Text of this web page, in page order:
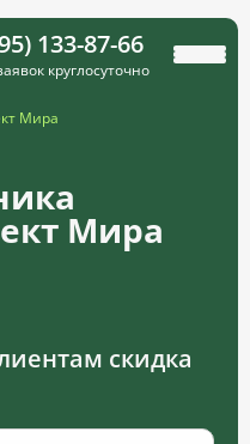
133-87-66
круглосуточно
Мира
Мира
скидка